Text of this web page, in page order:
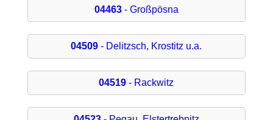
04463- Großpösna
04509 - Delitzsch, Krostitz u.a.
04519 - Rackwitz